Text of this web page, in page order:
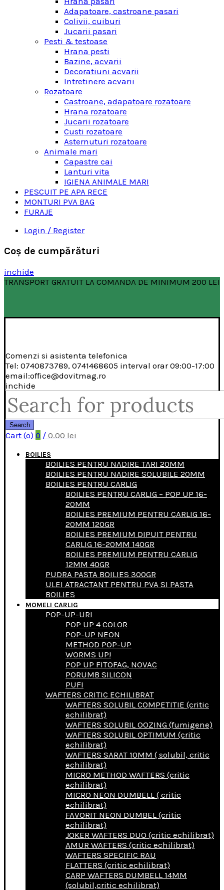
Adapatoare, castroane pasari
Colivii, cuiburi
Jucarii pasari
Pesti & testoase
Hrana pesti
Bazine, acvarii
Decoratiuni acvarii
Intretinere acvarii
Rozatoare
Castroane, adapatoare rozatoare
Hrana rozatoare
Jucarii rozatoare
Custi rozatoare
Asternuturi rozatoare
Animale mari
Capastre cai
Lanturi vita
IGIENA ANIMALE MARI
PESCUIT PE APA RECE
MONTURI PVA BAG
FURAJE
Login / Register
Coş de cumpărături
inchide
TRANSPORT GRATUIT LA COMANDA DE MINIMUM 200 LEI
Comenzi si asistenta telefonica
Tel: 0740873789, 0741468605 interval orar 09:00-17:00
email:office@dovitmag.ro
inchide
Search
for:
Search
Cart (o) 0 / 0.00 lei
BOILIES
BOILIES PENTRU NADIRE TARI 20MM
BOILIES PENTRU NADIRE SOLUBILE 20MM
BOILIES PENTRU CARLIG
BOILIES PENTRU CARLIG – POP UP 16-
20MM
BOILIES PREMIUM PENTRU CARLIG 16-
20MM 120GR
BOILIES PREMIUM DIPUIT PENTRU
CARLIG 16-20MM 140GR
BOILIES PREMIUM PENTRU CARLIG
12MM 40GR
PUDRA PASTA BOILIES 300GR
ULEI ATRACTANT PENTRU PVA SI PASTA
BOILIES
MOMELI CARLIG
POP-UP-URI
POP UP 4 COLOR
POP-UP NEON
METHOD POP-UP
WORMS UP!
POP UP FITOFAG, NOVAC
PORUMB SILICON
PUFI
WAFTERS CRITIC ECHILIBRAT
WAFTERS SOLUBIL COMPETITIE (critic
echilibrat)
WAFTERS SOLUBIL OOZING (fumigene)
WAFTERS SOLUBIL OPTIMUM (critic
echilibrat)
WAFTERS SARAT 10MM ( solubil, critic
echilibrat)
MICRO METHOD WAFTERS (critic
echilibrat)
MICRO NEON DUMBELL ( critic
echilibrat)
FAVORIT NEON DUMBEL (critic
echilibrat)
JOKER WAFTERS DUO (critic echilibrat)
AMUR WAFTERS (critic echilibrat)
WAFTERS SPECIFIC RAU
FLATTERS (critic echilibrat)
CARP WAFTERS DUMBELL 14MM
(solubil,critic echilibrat)